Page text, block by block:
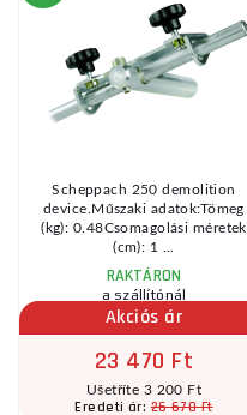
Scheppach 250 demolition
device.Műszaki adatok:Tömeg
(kg): 0.48Csomagolási méretek
(cm): 1 ...
RAKTÁRON
a szállítónál
Akciós ár
23 470 Ft
Ušetříte 3 200 Ft
Eredeti ár:26 670 Ft